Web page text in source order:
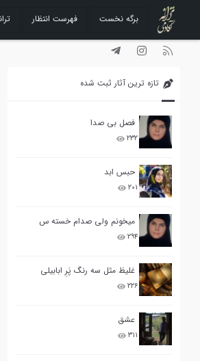
رفتن
به
محتوا
برگه نخست فهرست انتظار
تازه ترین آثار ثبت شده
فصل بی صدا
۲۳۲
حبس ابد
۲۰۱
میخونم ولی صدام خسته س
۲۹۴
غلیظ مثل سه رنگ پَرِ ابابیلی
۲۲۶
عشق
۳۱۱